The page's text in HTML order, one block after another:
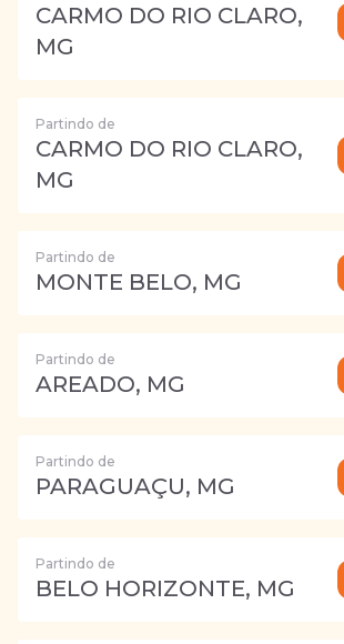
CARMO DO RIO CLARO,
MG
Partindo de
CARMO DO RIO CLARO,
MG
Partindo de
MONTE BELO, MG
Partindo de
AREADO, MG
Partindo de
PARAGUAÇU, MG
Partindo de
BELO HORIZONTE, MG